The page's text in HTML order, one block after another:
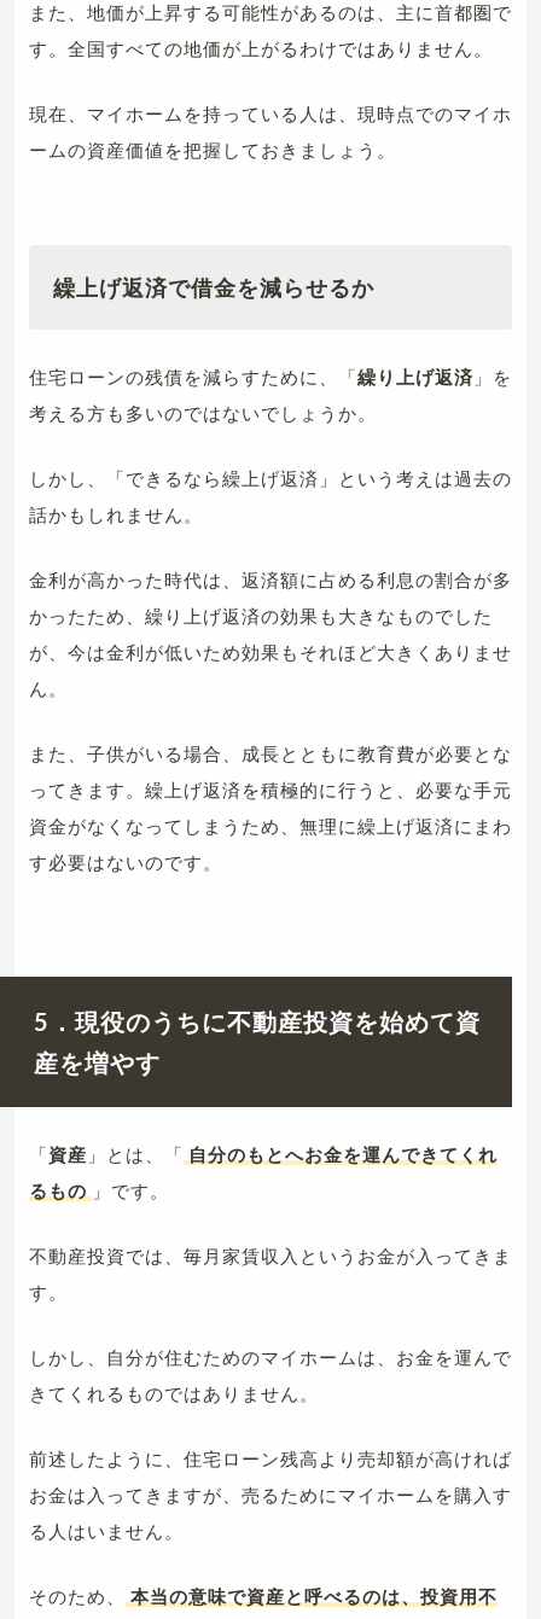
また、地価が上昇する可能性があるのは、主に首都圏で
す。全国すべての地価が上がるわけではありません。
現在、マイホームを持っている人は、現時点でのマイホ
ームの資産価値を把握しておきましょう。
繰上げ返済で借金を減らせるか
住宅ローンの残債を減らすために、「繰り上げ返済 」を
考える方も多いのではないでしょうか。
しかし、「できるなら繰上げ返済」という考えは過去の
話かもしれません。
金利が高かった時代は、返済額に占める利息の割合が多
かったため、繰り上げ返済の効果も大きなものでした
が、今は金利が低いため効果もそれほど大きくありませ
ん。
また、子供がいる場合、成長とともに教育費が必要とな
ってきます。繰上げ返済を積極的に行うと、必要な手元
資金がなくなってしまうため、無理に繰上げ返済にまわ
す必要はないのです。
5．現役のうちに不動産投資を始めて資
産を増やす
「資産 」とは、「 自分のもとへお金を運んできてくれ
るもの 」です。
不動産投資では、毎月家賃収入というお金が入ってきま
す。
しかし、自分が住むためのマイホームは、お金を運んで
きてくれるものではありません。
前述したように、住宅ローン残高より売却額が高ければ
お金は入ってきますが、売るためにマイホームを購入す
る人はいません。
そのため、
本当の意味で資産と呼べるのは、投資用不